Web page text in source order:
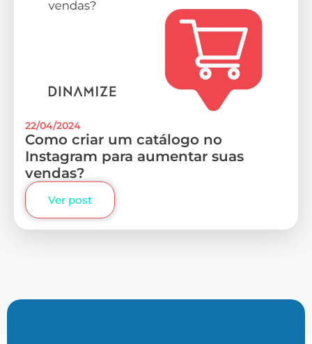
22/04/2024
Como criar um catálogo no
Instagram para aumentar suas
vendas?
Ver post